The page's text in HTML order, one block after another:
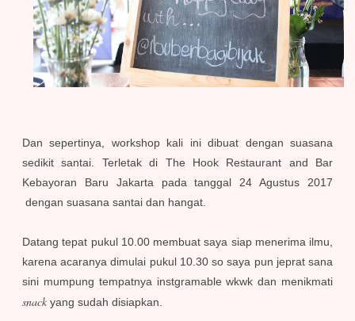
Dan sepertinya, workshop kali ini dibuat dengan suasana
sedikit santai. Terletak di The Hook Restaurant and Bar
Kebayoran Baru Jakarta pada tanggal 24 Agustus 2017
dengan suasana santai dan hangat.
Datang tepat pukul 10.00 membuat saya siap menerima ilmu,
karena acaranya dimulai pukul 10.30 so saya pun jeprat sana
sini mumpung tempatnya instgramable wkwk dan menikmati
snack yang sudah disiapkan.